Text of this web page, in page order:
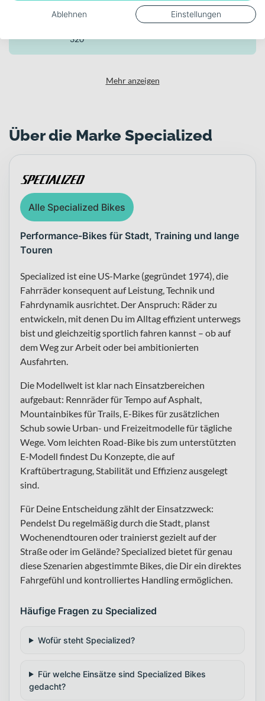
Akku-Kapazität (Wh)
320
Mehr anzeigen
Über die Marke Specialized
Alle Specialized Bikes
Performance-Bikes für Stadt, Training und lange
Touren
Specialized ist eine US-Marke (gegründet 1974), die
Fahrräder konsequent auf Leistung, Technik und
Fahrdynamik ausrichtet. Der Anspruch: Räder zu
entwickeln, mit denen Du im Alltag effizient unterwegs
bist und gleichzeitig sportlich fahren kannst – ob auf
dem Weg zur Arbeit oder bei ambitionierten
Ausfahrten.
Die Modellwelt ist klar nach Einsatzbereichen
aufgebaut: Rennräder für Tempo auf Asphalt,
Mountainbikes für Trails, E-Bikes für zusätzlichen
Schub sowie Urban- und Freizeitmodelle für tägliche
Wege. Vom leichten Road-Bike bis zum unterstützten
E-Modell findest Du Konzepte, die auf
Kraftübertragung, Stabilität und Effizienz ausgelegt
sind.
Für Deine Entscheidung zählt der Einsatzzweck:
Pendelst Du regelmäßig durch die Stadt, planst
Wochenendtouren oder trainierst gezielt auf der
Straße oder im Gelände? Specialized bietet für genau
diese Szenarien abgestimmte Bikes, die Dir ein direktes
Fahrgefühl und kontrolliertes Handling ermöglichen.
Häufige Fragen zu Specialized
Wofür steht Specialized?
Für welche Einsätze sind Specialized Bikes
gedacht?
Ablehnen Einstellungen